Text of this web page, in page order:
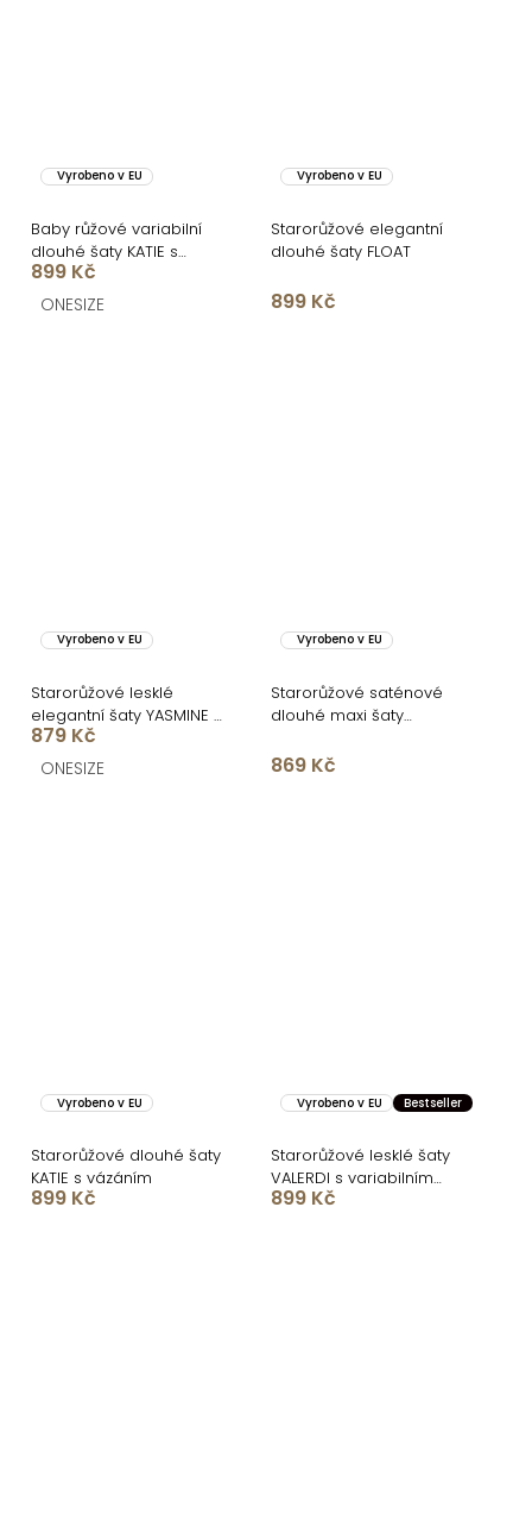
Vyrobeno v EU
Baby růžové variabilní
dlouhé šaty KATIE s
vázáním
899 Kč
ONESIZE
Vyrobeno v EU
Starorůžové elegantní
dlouhé šaty FLOAT
899 Kč
Vyrobeno v EU
Starorůžové lesklé
elegantní šaty YASMINE s
rozparkem
879 Kč
ONESIZE
Vyrobeno v EU
Starorůžové saténové
dlouhé maxi šaty
869 Kč
Vyrobeno v EU
Starorůžové dlouhé šaty
KATIE s vázáním
899 Kč
Vyrobeno v EU Bestseller
Starorůžové lesklé šaty
VALERDI s variabilním
vázáním a rozparkem
899 Kč